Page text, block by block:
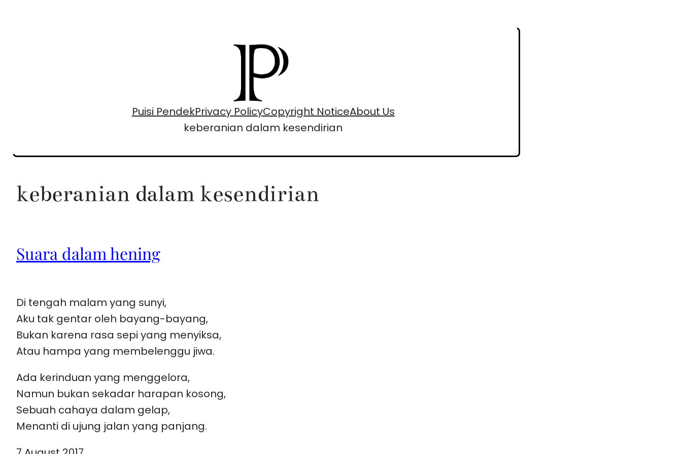
Puisi PendekPrivacy PolicyCopyright NoticeAbout Us
keberanian dalam kesendirian
keberanian dalam kesendirian
Suara dalam hening
Di tengah malam yang sunyi,
Aku tak gentar oleh bayang-bayang,
Bukan karena rasa sepi yang menyiksa,
Atau hampa yang membelenggu jiwa.
Ada kerinduan yang menggelora,
Namun bukan sekadar harapan kosong,
Sebuah cahaya dalam gelap,
Menanti di ujung jalan yang panjang.